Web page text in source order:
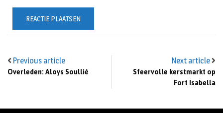
Previous article
Overleden: Aloys Soullié
Next article
Sfeervolle kerstmarkt op
Fort Isabella